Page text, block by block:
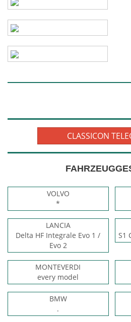
CLASSICON
VOLVO
*
LANCIA
Delta HF Integrale Evo 1 /
Evo 2
S1
MONTEVERDI
every model
BMW
.